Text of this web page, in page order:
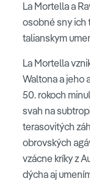
La Mortella a
osobné sny ich
talianskym
La Mortella
Waltona a jeho
50. rokoch
svah na
terasovitých
obrovských
vzácne kríky z
dýcha aj